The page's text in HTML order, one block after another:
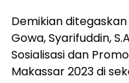
Demikian ditegaskan
Gowa, Syarifuddin,
Sosialisasi dan
Makassar 2023 di